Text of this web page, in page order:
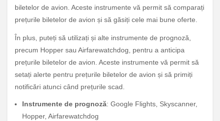
biletelor de avion. Aceste instrumente vă permit să comparați
prețurile biletelor de avion și să găsiți cele mai bune oferte.
În plus, puteți să utilizați și alte instrumente de prognoză,
precum Hopper sau Airfarewatchdog, pentru a anticipa
prețurile biletelor de avion. Aceste instrumente vă permit să
setați alerte pentru prețurile biletelor de avion și să primiți
notificări atunci când prețurile scad.
Instrumente de prognoză: Google Flights, Skyscanner,
Hopper, Airfarewatchdog